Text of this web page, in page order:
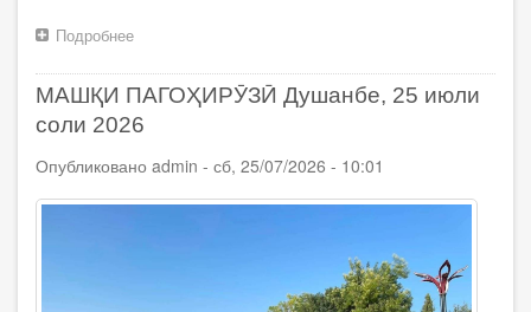
Подробнее
Ҳукумати
Ҷумҳурии
Тоҷикистон
гардид
МАШҚИ ПАГОҲИРӮЗӢ Душанбе, 25 июли
соли 2026
Опубликовано admin - сб, 25/07/2026 - 10:01